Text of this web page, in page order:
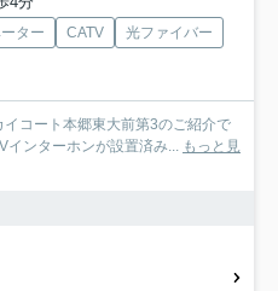
ター CATV
光ファイバー
コート本郷東大前第3のご紹介で
インターホンが設置済み... もっと見